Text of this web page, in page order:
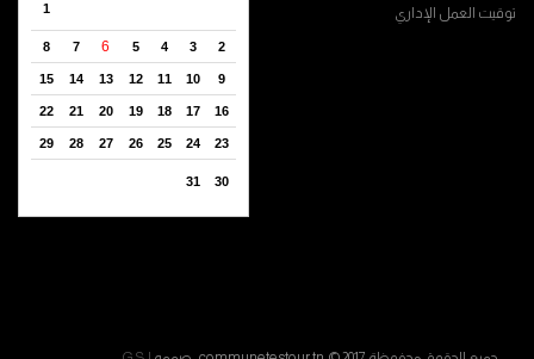
توقيت العمل الإداري
1
2
3
4
5
6
7
8
9
10
11
12
13
14
15
16
17
18
19
20
21
22
23
24
25
26
27
28
29
30
31